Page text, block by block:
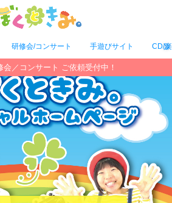
研修会/コンサート 手遊びサイト CD/
会／コンサート ご依頼受付中！
.